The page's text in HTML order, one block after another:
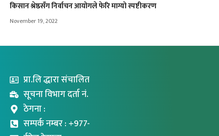
किसान श्रेष्ठसँग निर्वाचन आयोगले फेरि माग्यो स्पष्टीकरण
November 19, 2022
प्रा.लि द्धारा संचालित
सूचना विभाग दर्ता नं.
ठेगना :
सम्पर्क नम्बर : +977-